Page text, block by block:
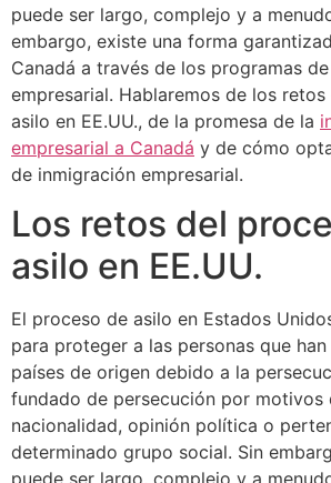
puede ser largo, complejo y a
embargo, existe una forma
Canadá a través de los programas
empresarial. Hablaremos de los
asilo en EE.UU., de la promesa de la
empresarial a Canadá y de cómo
de inmigración empresarial.
Los retos del
asilo en EE.UU.
El proceso de asilo en Estados
para proteger a las personas que
países de origen debido a la
fundado de persecución por motivos
nacionalidad, opinión política o
determinado grupo social. Sin